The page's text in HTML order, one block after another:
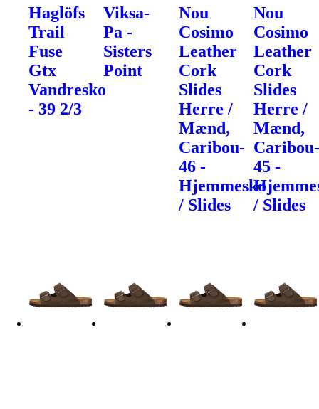
Haglöfs
Trail
Fuse
Gtx
Vandresko
- 39 2/3
Viksa-
Pa -
Sisters
Point
Nou
Cosimo
Leather
Cork
Slides
Herre /
Mænd,
Caribou-
46 -
Hjemmesko
/ Slides
Nou
Cosimo
Leather
Cork
Slides
Herre /
Mænd,
45 -
/ Slides